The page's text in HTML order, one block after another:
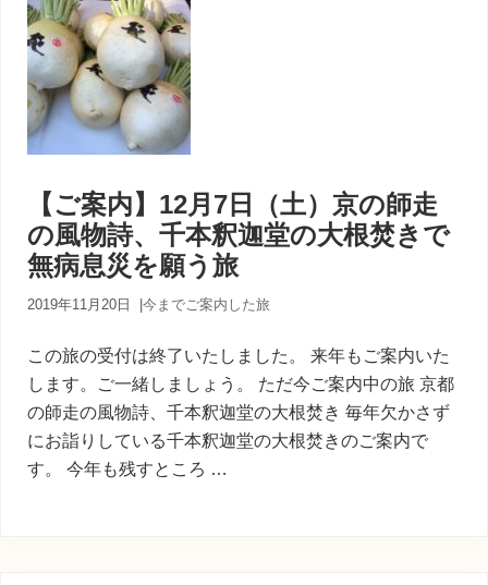
【ご案内】12月7日（土）京の師走
の風物詩、千本釈迦堂の大根焚きで
無病息災を願う旅
2019年11月20日 今までご案内した旅
この旅の受付は終了いたしました。 来年もご案内いた
します。ご一緒しましょう。 ただ今ご案内中の旅 京都
の師走の風物詩、千本釈迦堂の大根焚き 毎年欠かさず
にお詣りしている千本釈迦堂の大根焚きのご案内で
す。 今年も残すところ …